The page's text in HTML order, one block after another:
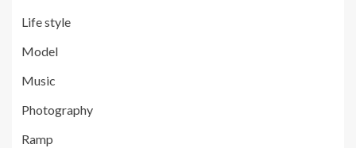
Life style
Model
Music
Photography
Ramp